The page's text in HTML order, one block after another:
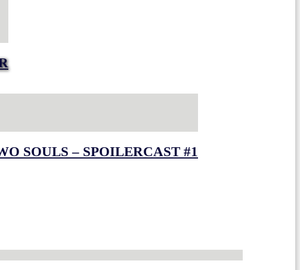
SOULS – SPOILERCAST #1